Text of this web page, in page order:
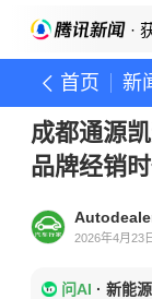
·
首页 新
成都通源
品牌经销
2026年4月23
问AI · 新能